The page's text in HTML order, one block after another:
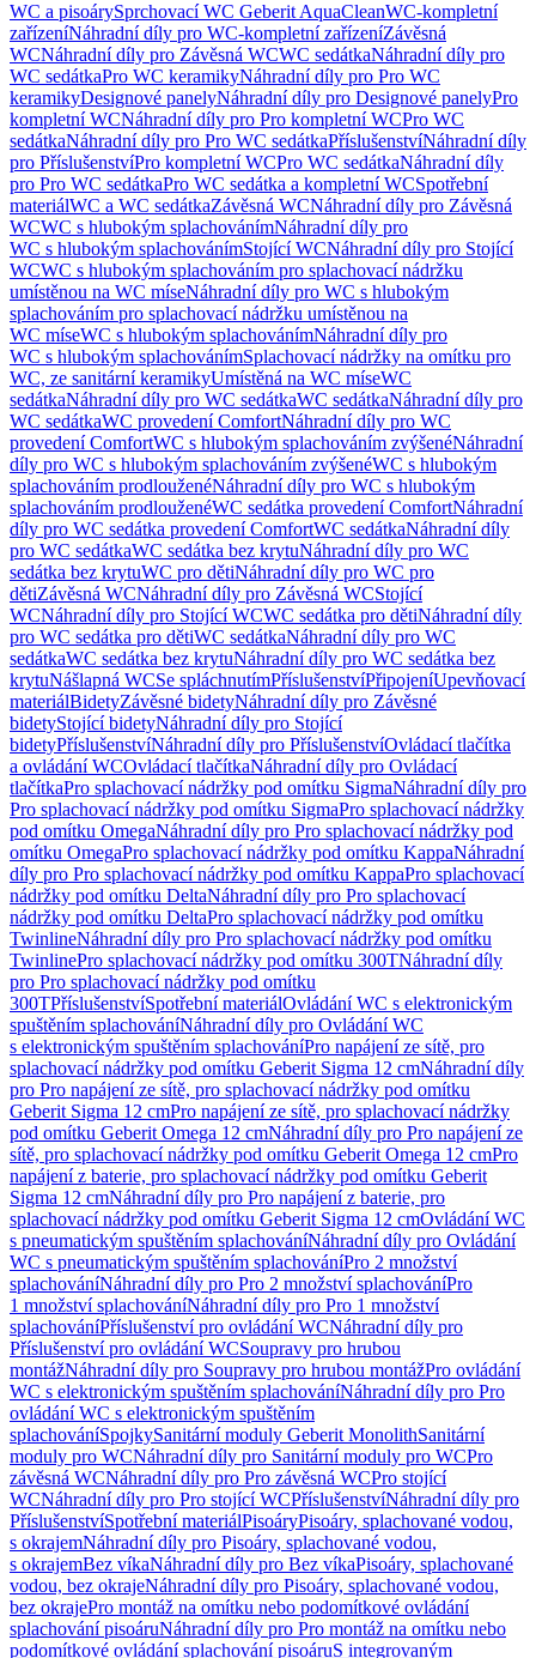
WC a pisoárySprchovací WC Geberit AquaCleanWC-kompletní
zařízeníNáhradní díly pro WC-kompletní zařízeníZávěsná
WCNáhradní díly pro Závěsná WCWC sedátkaNáhradní díly pro
WC sedátkaPro WC keramikyNáhradní díly pro Pro WC
keramikyDesignové panelyNáhradní díly pro Designové panelyPro
kompletní WCNáhradní díly pro Pro kompletní WCPro WC
sedátkaNáhradní díly pro Pro WC sedátkaPříslušenstvíNáhradní díly
pro PříslušenstvíPro kompletní WCPro WC sedátkaNáhradní díly
pro Pro WC sedátkaPro WC sedátka a kompletní WCSpotřební
materiálWC a WC sedátkaZávěsná WCNáhradní díly pro Závěsná
WCWC s hlubokým splachovánímNáhradní díly pro
WC s hlubokým splachovánímStojící WCNáhradní díly pro Stojící
WCWC s hlubokým splachováním pro splachovací nádržku
umístěnou na WC míseNáhradní díly pro WC s hlubokým
splachováním pro splachovací nádržku umístěnou na
WC míseWC s hlubokým splachovánímNáhradní díly pro
WC s hlubokým splachovánímSplachovací nádržky na omítku pro
WC, ze sanitární keramikyUmístěná na WC míseWC
sedátkaNáhradní díly pro WC sedátkaWC sedátkaNáhradní díly pro
WC sedátkaWC provedení ComfortNáhradní díly pro WC
provedení ComfortWC s hlubokým splachováním zvýšenéNáhradní
díly pro WC s hlubokým splachováním zvýšenéWC s hlubokým
splachováním prodlouženéNáhradní díly pro WC s hlubokým
splachováním prodlouženéWC sedátka provedení ComfortNáhradní
díly pro WC sedátka provedení ComfortWC sedátkaNáhradní díly
pro WC sedátkaWC sedátka bez krytuNáhradní díly pro WC
sedátka bez krytuWC pro dětiNáhradní díly pro WC pro
dětiZávěsná WCNáhradní díly pro Závěsná WCStojící
WCNáhradní díly pro Stojící WCWC sedátka pro dětiNáhradní díly
pro WC sedátka pro dětiWC sedátkaNáhradní díly pro WC
sedátkaWC sedátka bez krytuNáhradní díly pro WC sedátka bez
krytuNášlapná WCSe spláchnutímPříslušenstvíPřipojeníUpevňovací
materiálBidetyZávěsné bidetyNáhradní díly pro Závěsné
bidetyStojící bidetyNáhradní díly pro Stojící
bidetyPříslušenstvíNáhradní díly pro PříslušenstvíOvládací tlačítka
a ovládání WCOvládací tlačítkaNáhradní díly pro Ovládací
tlačítkaPro splachovací nádržky pod omítku SigmaNáhradní díly pro
Pro splachovací nádržky pod omítku SigmaPro splachovací nádržky
pod omítku OmegaNáhradní díly pro Pro splachovací nádržky pod
omítku OmegaPro splachovací nádržky pod omítku KappaNáhradní
díly pro Pro splachovací nádržky pod omítku KappaPro splachovací
nádržky pod omítku DeltaNáhradní díly pro Pro splachovací
nádržky pod omítku DeltaPro splachovací nádržky pod omítku
TwinlineNáhradní díly pro Pro splachovací nádržky pod omítku
TwinlinePro splachovací nádržky pod omítku 300TNáhradní díly
pro Pro splachovací nádržky pod omítku
300TPříslušenstvíSpotřební materiálOvládání WC s elektronickým
spuštěním splachováníNáhradní díly pro Ovládání WC
s elektronickým spuštěním splachováníPro napájení ze sítě, pro
splachovací nádržky pod omítku Geberit Sigma 12 cmNáhradní díly
pro Pro napájení ze sítě, pro splachovací nádržky pod omítku
Geberit Sigma 12 cmPro napájení ze sítě, pro splachovací nádržky
pod omítku Geberit Omega 12 cmNáhradní díly pro Pro napájení ze
sítě, pro splachovací nádržky pod omítku Geberit Omega 12 cmPro
napájení z baterie, pro splachovací nádržky pod omítku Geberit
Sigma 12 cmNáhradní díly pro Pro napájení z baterie, pro
splachovací nádržky pod omítku Geberit Sigma 12 cmOvládání WC
s pneumatickým spuštěním splachováníNáhradní díly pro Ovládání
WC s pneumatickým spuštěním splachováníPro 2 množství
splachováníNáhradní díly pro Pro 2 množství splachováníPro
1 množství splachováníNáhradní díly pro Pro 1 množství
splachováníPříslušenství pro ovládání WCNáhradní díly pro
Příslušenství pro ovládání WCSoupravy pro hrubou
montážNáhradní díly pro Soupravy pro hrubou montážPro ovládání
WC s elektronickým spuštěním splachováníNáhradní díly pro Pro
ovládání WC s elektronickým spuštěním
splachováníSpojkySanitární moduly Geberit MonolithSanitární
moduly pro WCNáhradní díly pro Sanitární moduly pro WCPro
závěsná WCNáhradní díly pro Pro závěsná WCPro stojící
WCNáhradní díly pro Pro stojící WCPříslušenstvíNáhradní díly pro
PříslušenstvíSpotřební materiálPisoáryPisoáry, splachované vodou,
s okrajemNáhradní díly pro Pisoáry, splachované vodou,
s okrajemBez víkaNáhradní díly pro Bez víkaPisoáry, splachované
vodou, bez okrajeNáhradní díly pro Pisoáry, splachované vodou,
bez okrajePro montáž na omítku nebo podomítkové ovládání
splachování pisoáruNáhradní díly pro Pro montáž na omítku nebo
podomítkové ovládání splachování pisoáruS integrovaným